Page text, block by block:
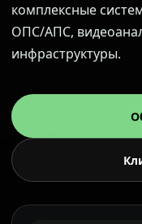
комплексные
ОПС/АПС,
инфраструктуры.